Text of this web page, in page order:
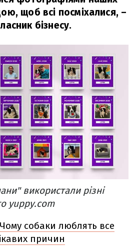
щоб всі посміхалися, –
бізнесу.
використали різні
yuppy.com
Чому собаки люблять все
причин